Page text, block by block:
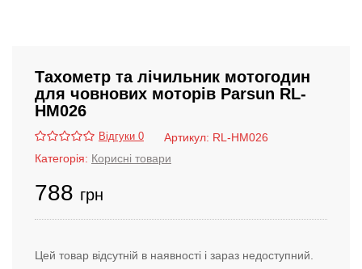
Тахометр та лічильник мотогодин
для човнових моторів Parsun RL-
HM026
Відгуки 0 Артикул: RL-HM026
Категорія: Корисні товари
788 грн
Цей товар відсутній в наявності і зараз недоступний.